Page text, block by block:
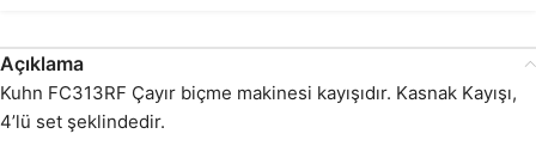
Açıklama
Kuhn FC313RF Çayır biçme makinesi kayışıdır. Kasnak Kayışı,
4’lü set şeklindedir.